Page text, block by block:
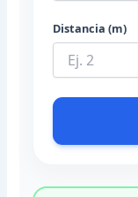
Distancia (m)